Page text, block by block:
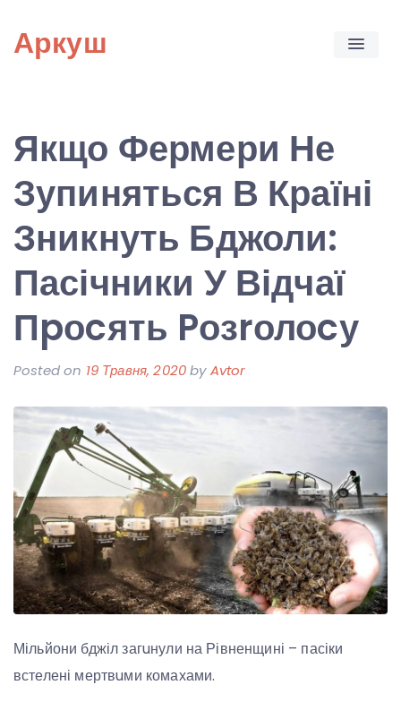
content
Аркуш
Якщо Фермери Не
Зупиняться В Країні
Зникнуть Бджоли:
Пасічники У Відчаї
Пpоcять Pозrолоcу
Posted on 19 Травня, 2020byAvtor
Мільйони бджіл загuнули на Рівненщині – пасіки
встелені мертвuми комахами.